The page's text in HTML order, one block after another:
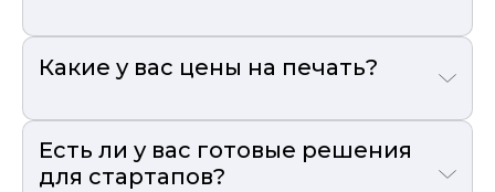
Какие у вас цены на печать?
Есть ли у вас готовые решения
для стартапов?